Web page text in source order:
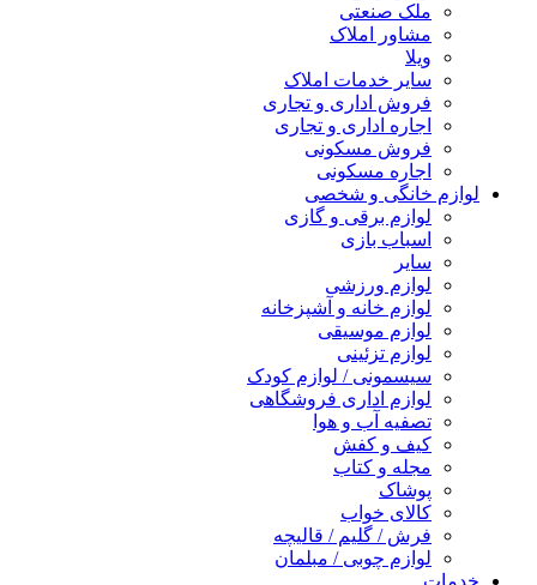
ملک صنعتی
مشاور املاک
ویلا
سایر خدمات املاک
فروش اداری و تجاری
اجاره اداری و تجاری
فروش مسکونی
اجاره مسکونی
لوازم خانگی و شخصی
لوازم برقی و گازی
اسباب بازی
سایر
لوازم ورزشی
لوازم خانه و آشپزخانه
لوازم موسیقی
لوازم تزئینی
سیسمونی / لوازم کودک
لوازم اداری فروشگاهی
تصفیه آب و هوا
کیف و کفش
مجله و کتاب
پوشاک
کالای خواب
فرش / گلیم / قالیچه
لوازم چوبی / مبلمان